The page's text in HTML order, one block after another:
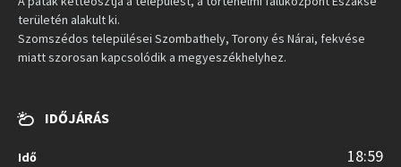
területén alakult ki.
Szomszédos települései Szombathely, Torony és Nárai, fekvése
miatt szorosan kapcsolódik a megyeszékhelyhez.
IDŐJÁRÁS
Idő 18:59